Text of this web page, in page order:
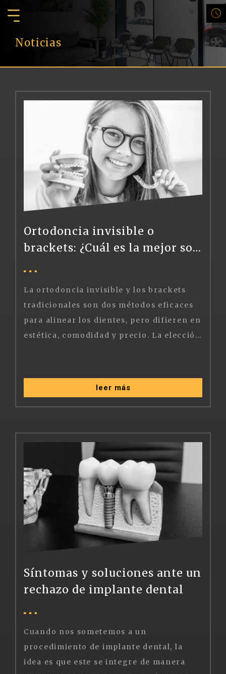
Noticias
Ortodoncia invisible o
brackets: ¿Cuál es la mejor solución?
La ortodoncia invisible y los brackets
tradicionales son dos métodos eficaces
para alinear los dientes, pero difieren en
estética, comodidad y precio. La elección entre ambos depende del tipo de corrección dental que necesites, tu estilo de vida y tu presupuesto.
leer más
Síntomas y soluciones ante un
rechazo de implante dental
Cuando nos sometemos a un
procedimiento de implante dental, la
idea es que este se integre de manera